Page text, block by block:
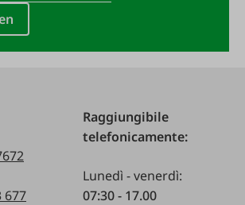
677
Raggiungibile
telefonicamente:
Lunedì - venerdì:
07:30 - 17.00